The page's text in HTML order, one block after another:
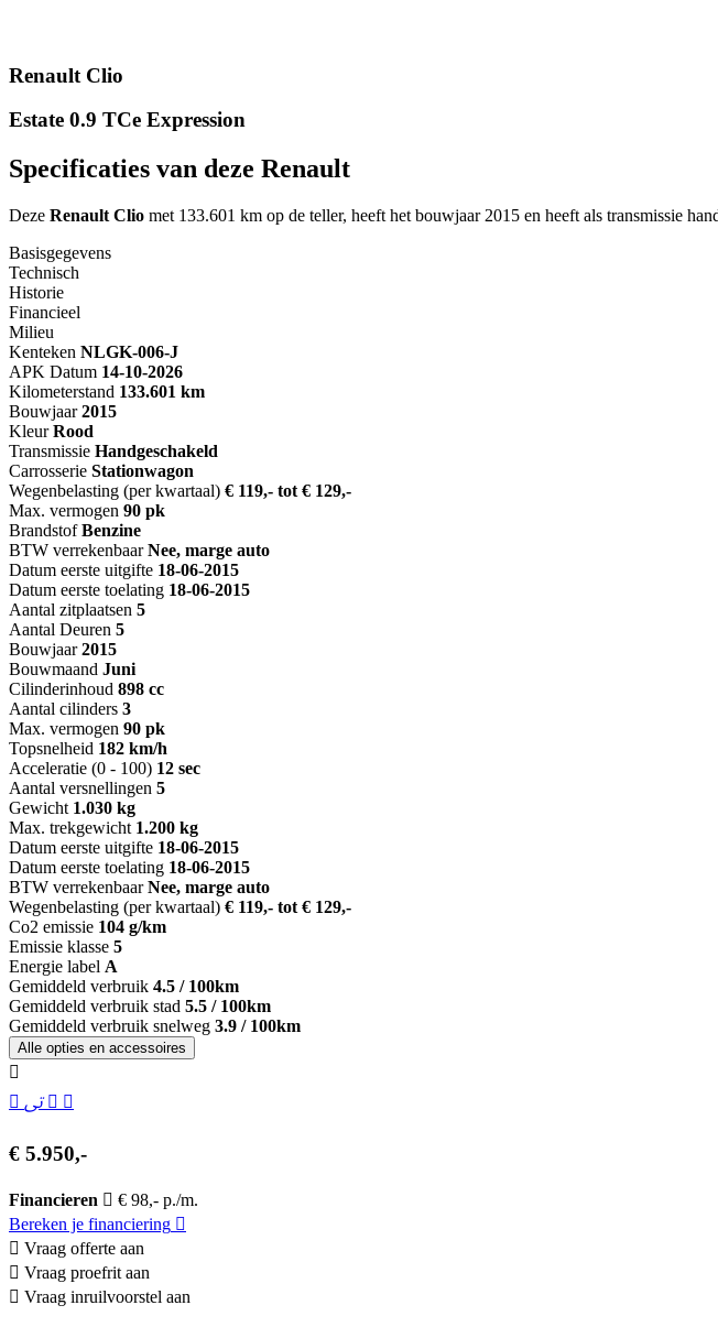
Renault Clio
Estate 0.9 TCe Expression
Specificaties van deze Renault
Deze Renault Clio met 133.601 km op de teller, heeft het bouwjaar 2015 en heeft als transmissie
Basisgegevens
Technisch
Historie
Financieel
Milieu
Kenteken NLGK-006-J
APK Datum 14-10-2026
Kilometerstand 133.601 km
Bouwjaar 2015
Kleur Rood
Transmissie Handgeschakeld
Carrosserie Stationwagon
Wegenbelasting (per kwartaal) € 119,- tot € 129,-
Max. vermogen 90 pk
Brandstof Benzine
BTW verrekenbaar Nee, marge auto
Datum eerste uitgifte 18-06-2015
Datum eerste toelating 18-06-2015
Aantal zitplaatsen 5
Aantal Deuren 5
Bouwjaar 2015
Bouwmaand Juni
Cilinderinhoud 898 cc
Aantal cilinders 3
Max. vermogen 90 pk
Topsnelheid 182 km/h
Acceleratie (0 - 100) 12 sec
Aantal versnellingen 5
Gewicht 1.030 kg
Max. trekgewicht 1.200 kg
Datum eerste uitgifte 18-06-2015
Datum eerste toelating 18-06-2015
BTW verrekenbaar Nee, marge auto
Wegenbelasting (per kwartaal) € 119,- tot € 129,-
Co2 emissie 104 g/km
Emissie klasse 5
Energie label A
Gemiddeld verbruik 4.5 / 100km
Gemiddeld verbruik stad 5.5 / 100km
Gemiddeld verbruik snelweg 3.9 / 100km
Alle opties en accessoires
€ 5.950,-
Financieren
€ 98,- p./m.
Bereken je financiering
Vraag offerte aan
Vraag proefrit aan
Vraag inruilvoorstel aan